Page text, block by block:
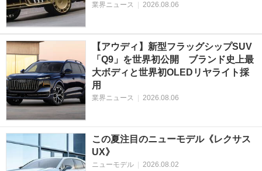
業界ニュース 2026.08.06
【アウディ】新型フラッグシップSUV
「Q9」を世界初公開 ブランド史上最
大ボディと世界初OLEDリヤライト採
用
業界ニュース 2026.08.06
この夏注目のニューモデル《レクサス
UX》
ニューモデル 2026.08.02